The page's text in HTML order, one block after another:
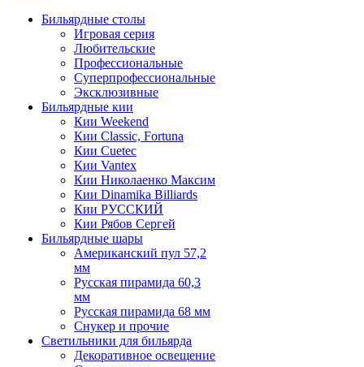
Бильярдные столы
Игровая серия
Любительские
Профессиональные
Суперпрофессиональные
Эксклюзивные
Бильярдные кии
Кии Weekend
Кии Classic, Fortuna
Кии Cuetec
Кии Vantex
Кии Николаенко Максим
Кии Dinamika Billiards
Кии РУССКИЙ
Кии Рябов Сергей
Бильярдные шары
Американский пул 57,2
мм
Русская пирамида 60,3
мм
Русская пирамида 68 мм
Снукер и прочие
Светильники для бильярда
Декоративное освещение